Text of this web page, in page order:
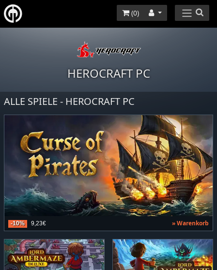
(0)
HEROCRAFT PC
ALLE SPIELE - HEROCRAFT PC
-10% 9,23€ » Warenkorb